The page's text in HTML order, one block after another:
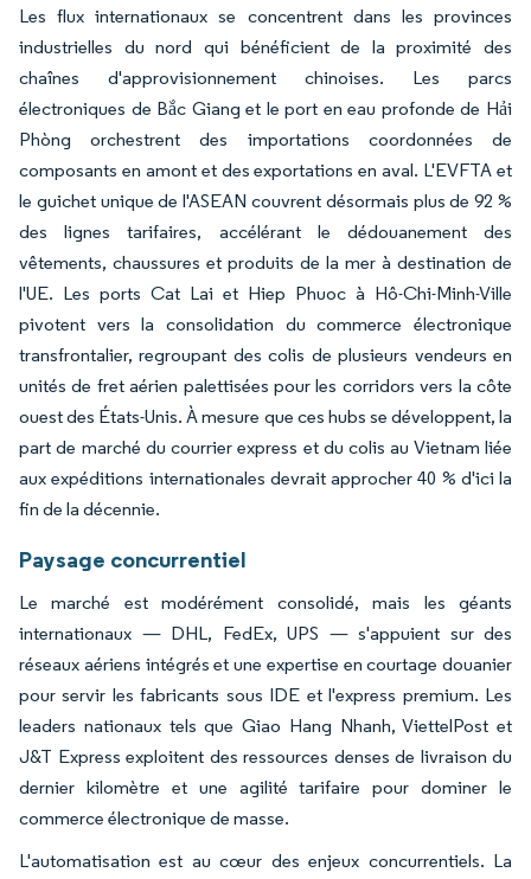
Les flux internationaux se concentrent dans les provinces
industrielles du nord qui bénéficient de la proximité des
chaînes d'approvisionnement chinoises. Les parcs
électroniques de Bắc Giang et le port en eau profonde de Hải
Phòng orchestrent des importations coordonnées de
composants en amont et des exportations en aval. L'EVFTA et
le guichet unique de l'ASEAN couvrent désormais plus de 92 %
des lignes tarifaires, accélérant le dédouanement des
vêtements, chaussures et produits de la mer à destination de
l'UE. Les ports Cat Lai et Hiep Phuoc à Hô-Chi-Minh-Ville
pivotent vers la consolidation du commerce électronique
transfrontalier, regroupant des colis de plusieurs vendeurs en
unités de fret aérien palettisées pour les corridors vers la côte
ouest des États-Unis. À mesure que ces hubs se développent, la
part de marché du courrier express et du colis au Vietnam liée
aux expéditions internationales devrait approcher 40 % d'ici la
fin de la décennie.
Paysage concurrentiel
Le marché est modérément consolidé, mais les géants
internationaux — DHL, FedEx, UPS — s'appuient sur des
réseaux aériens intégrés et une expertise en courtage douanier
pour servir les fabricants sous IDE et l'express premium. Les
leaders nationaux tels que Giao Hang Nhanh, ViettelPost et
J&T Express exploitent des ressources denses de livraison du
dernier kilomètre et une agilité tarifaire pour dominer le
commerce électronique de masse.
L'automatisation est au cœur des enjeux concurrentiels. La